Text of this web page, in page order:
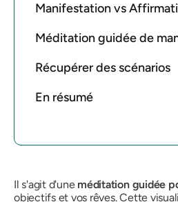
Manifestation vs
Méditation guidée de
Récupérer des scénarios
En résumé
Il s'agit d'une méditation guidée
objectifs et vos rêves. Cette